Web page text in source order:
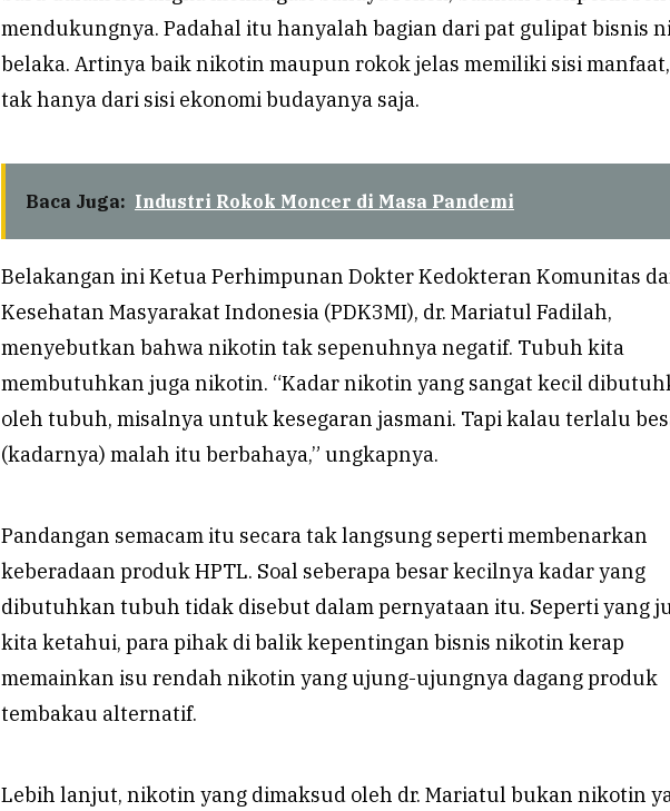
mendukungnya. Padahal itu hanyalah bagian dari pat gulipat bisnis
belaka. Artinya baik nikotin maupun rokok jelas memiliki sisi
tak hanya dari sisi ekonomi budayanya saja.
Baca Juga: Industri Rokok Moncer di Masa Pandemi
Belakangan ini Ketua Perhimpunan Dokter Kedokteran Komunitas
Kesehatan Masyarakat Indonesia (PDK3MI), dr. Mariatul Fadilah,
menyebutkan bahwa nikotin tak sepenuhnya negatif. Tubuh kita
membutuhkan juga nikotin. “Kadar nikotin yang sangat kecil
oleh tubuh, misalnya untuk kesegaran jasmani. Tapi kalau terlalu
(kadarnya) malah itu berbahaya,” ungkapnya.
Pandangan semacam itu secara tak langsung seperti membenarkan
keberadaan produk HPTL. Soal seberapa besar kecilnya kadar yang
dibutuhkan tubuh tidak disebut dalam pernyataan itu. Seperti yang
kita ketahui, para pihak di balik kepentingan bisnis nikotin kerap
memainkan isu rendah nikotin yang ujung-ujungnya dagang produk
tembakau alternatif.
Lebih lanjut, nikotin yang dimaksud oleh dr. Mariatul bukan nikotin